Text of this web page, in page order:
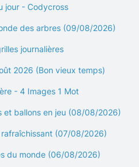
jour - Codycross
des arbres (09/08/2026)
journalières
2026 (Bon vieux temps)
- 4 Images 1 Mot
et ballons en jeu (08/08/2026)
(07/08/2026)
du monde (06/08/2026)